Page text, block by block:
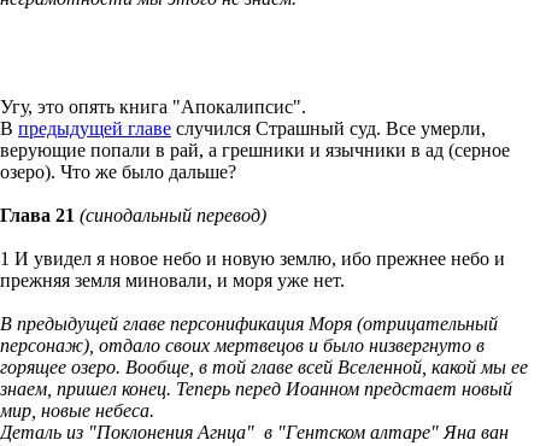
Угу, это опять книга "Апокалипсис".
В предыдущей главе случился Страшный суд. Все умерли,
верующие попали в рай, а грешники и язычники в ад (серное
озеро). Что же было дальше?
Глава 21 (синодальный перевод)
1 И увидел я новое небо и новую землю, ибо прежнее небо и
прежняя земля миновали, и моря уже нет.
В предыдущей главе персонификация Моря (отрицательный
персонаж), отдало своих мертвецов и было низвергнуто в
горящее озеро. Вообще, в той главе всей Вселенной, какой мы ее
знаем, пришел конец. Теперь перед Иоанном предстает новый
мир, новые небеса.
Деталь из "Поклонения Агнца" в "Гентском алтаре" Яна ван